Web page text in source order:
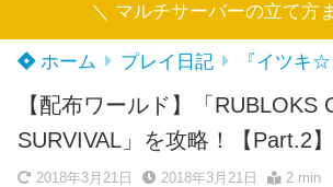
＼ マルチサーバーの立て方
ホーム プレイ日記 『イツキ
【配布ワールド】「RUBLOKS
SURVIVAL」を攻略！【Part.2】
2018年3月21日 2018年3月21日 2 min